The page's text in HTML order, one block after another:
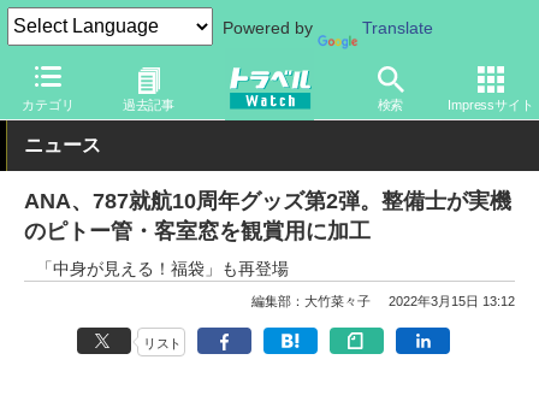
Powered by Translate
カテゴリ 過去記事 検索 Impressサイト
トラベル Watch 企業・政府・官庁 国内エアライン ANA
ニュース
ANA、787就航10周年グッズ第2弾。整備士が実機
のピトー管・客室窓を観賞用に加工
「中身が見える！福袋」も再登場
編集部：大竹菜々子 2022年3月15日 13:12
リスト